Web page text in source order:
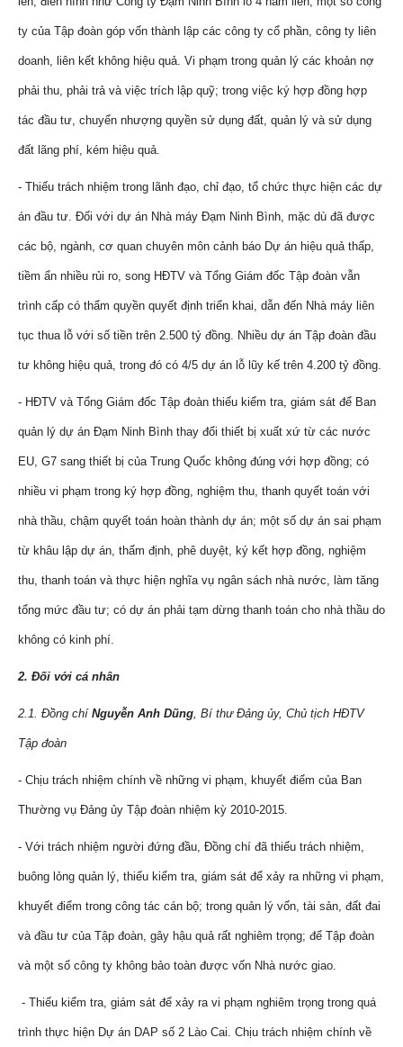
ty của Tập đoàn góp vốn thành lập các công ty cổ phần, công ty liên
doanh, liên kết không hiệu quả. Vi phạm trong quản lý các khoản nợ
phải thu, phải trả và việc trích lập quỹ; trong việc ký hợp đồng hợp
tác đầu tư, chuyển nhượng quyền sử dụng đất, quản lý và sử dụng
đất lãng phí, kém hiệu quả.
- Thiếu trách nhiệm trong lãnh đạo, chỉ đạo, tổ chức thực hiện các dự
án đầu tư. Đối với dự án Nhà máy Đạm Ninh Bình, mặc dù đã được
các bộ, ngành, cơ quan chuyên môn cảnh báo Dự án hiệu quả thấp,
tiềm ẩn nhiều rủi ro, song HĐTV và Tổng Giám đốc Tập đoàn vẫn
trình cấp có thẩm quyền quyết định triển khai, dẫn đến Nhà máy liên
tục thua lỗ với số tiền trên 2.500 tỷ đồng. Nhiều dự án Tập đoàn đầu
tư không hiệu quả, trong đó có 4/5 dự án lỗ lũy kế trên 4.200 tỷ đồng.
- HĐTV và Tổng Giám đốc Tập đoàn thiếu kiểm tra, giám sát để Ban
quản lý dự án Đạm Ninh Bình thay đổi thiết bị xuất xứ từ các nước
EU, G7 sang thiết bị của Trung Quốc không đúng với hợp đồng; có
nhiều vi phạm trong ký hợp đồng, nghiệm thu, thanh quyết toán với
nhà thầu, chậm quyết toán hoàn thành dự án; một số dự án sai phạm
từ khâu lập dự án, thẩm định, phê duyệt, ký kết hợp đồng, nghiệm
thu, thanh toán và thực hiện nghĩa vụ ngân sách nhà nước, làm tăng
tổng mức đầu tư; có dự án phải tạm dừng thanh toán cho nhà thầu do
không có kinh phí.
2. Đối với cá nhân
2.1. Đồng chí Nguyễn Anh Dũng, Bí thư Đảng ủy, Chủ tịch HĐTV
Tập đoàn
- Chịu trách nhiệm chính về những vi phạm, khuyết điểm của Ban
Thường vụ Đảng ủy Tập đoàn nhiệm kỳ 2010-2015.
- Với trách nhiệm người đứng đầu, Đồng chí đã thiếu trách nhiệm,
buông lỏng quản lý, thiếu kiểm tra, giám sát để xảy ra những vi phạm,
khuyết điểm trong công tác cán bộ; trong quản lý vốn, tài sản, đất đai
và đầu tư của Tập đoàn, gây hậu quả rất nghiêm trọng; để Tập đoàn
và một số công ty không bảo toàn được vốn Nhà nước giao.
- Thiếu kiểm tra, giám sát để xảy ra vi phạm nghiêm trọng trong quá
trình thực hiện Dự án DAP số 2 Lào Cai. Chịu trách nhiệm chính về